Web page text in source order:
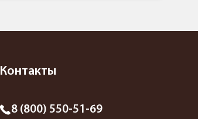
Контакты
8 (800) 550-51-69